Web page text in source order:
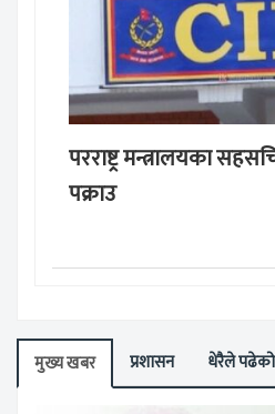
परराष्ट्र मन्त्रालयका
पक्राउ
मुख्य खबर प्रशासन धेरैले पढेको